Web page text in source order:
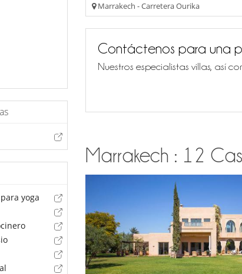
yoga
Marrakech - Carretera Ourika
Contáctenos para una
Nuestros especialistas villas, así
Marrakech : 12